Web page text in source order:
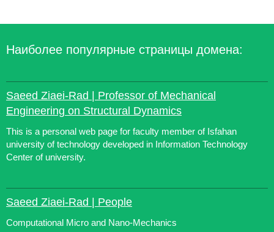
Наиболее популярные страницы домена:
Saeed Ziaei-Rad | Professor of Mechanical
Engineering on Structural Dynamics
This is a personal web page for faculty member of Isfahan
university of technology developed in Information Technology
Center of university.
Saeed Ziaei-Rad | People
Computational Micro and Nano-Mechanics